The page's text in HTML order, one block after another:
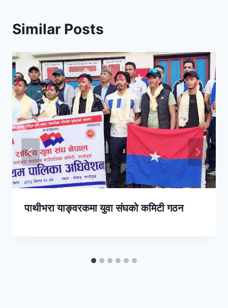
Similar Posts
पाथीभरा याङ्वरकमा युवा संघको कमिटी गठन